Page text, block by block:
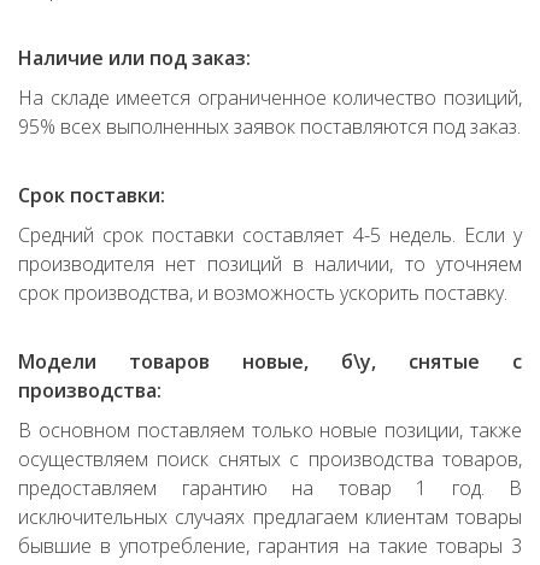
Наличие или под заказ:
На складе имеется ограниченное количество позиций,
95% всех выполненных заявок поставляются под заказ.
Срок поставки:
Средний срок поставки составляет 4-5 недель. Если у
производителя нет позиций в наличии, то уточняем
срок производства, и возможность ускорить поставку.
Модели товаров новые, б\у, снятые с
производства:
В основном поставляем только новые позиции, также
осуществляем поиск снятых с производства товаров,
предоставляем гарантию на товар 1 год. В
исключительных случаях предлагаем клиентам товары
бывшие в употребление, гарантия на такие товары 3